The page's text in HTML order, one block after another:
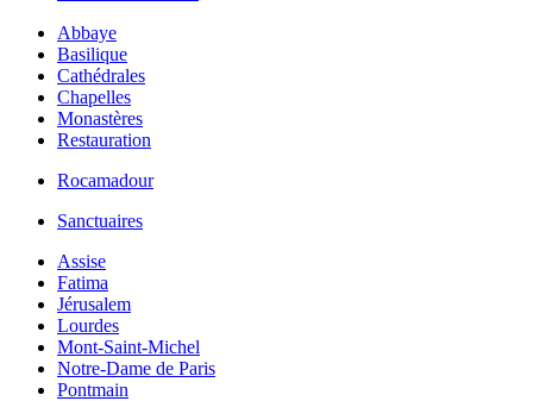
Abbaye
Basilique
Cathédrales
Chapelles
Monastères
Restauration
Rocamadour
Sanctuaires
Assise
Fatima
Jérusalem
Lourdes
Mont-Saint-Michel
Notre-Dame de Paris
Pontmain